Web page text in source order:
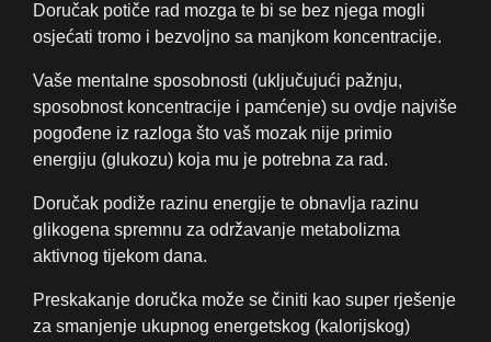
Doručak potiče rad mozga te bi se bez njega mogli
osjećati tromo i bezvoljno sa manjkom koncentracije.
Vaše mentalne sposobnosti (uključujući pažnju,
sposobnost koncentracije i pamćenje) su ovdje najviše
pogođene iz razloga što vaš mozak nije primio
energiju (glukozu) koja mu je potrebna za rad.
Doručak podiže razinu energije te obnavlja razinu
glikogena spremnu za održavanje metabolizma
aktivnog tijekom dana.
Preskakanje doručka može se činiti kao super rješenje
za smanjenje ukupnog energetskog (kalorijskog)